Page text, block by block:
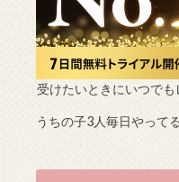
受けたいときにいつでも
うちの子3人毎日やってる